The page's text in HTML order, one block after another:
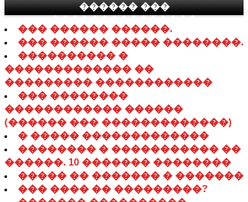
������ ���
���������������
��� ������ ������.
��� ������ ����� ��������.
���������� �
������������� ��
��������� ������������
��� ��������
������������ ������
(������ ��� �������������)
� ����� �������������
�������� � ����������� ��
������. 10 ������� ��������
����� �� ������� � �������
��� ���� �� ���������?